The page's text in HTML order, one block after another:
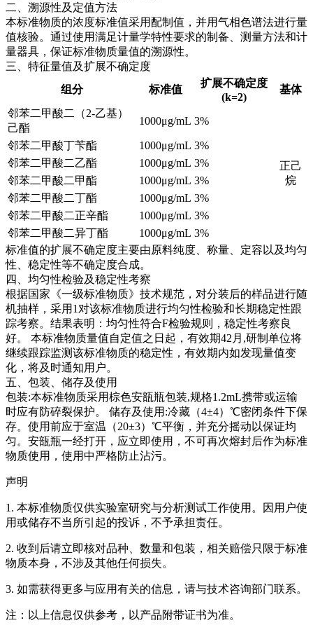
二、溯源性及定值方法
本标准物质的浓度标准值采用配制值，并用气相色谱法进行量
值核验。通过使用满足计量学特性要求的制备、测量方法和计
量器具，保证标准物质量值的溯源性。
三、特征量值及扩展不确定度
组分
标准值
扩展不确定度
(k=2)
基体
邻苯二甲酸二（2-乙基）
己酯
1000μg/mL 3%
正己
烷
邻苯二甲酸丁苄酯 1000μg/mL 3%
邻苯二甲酸二乙酯
1000μg/mL 3%
邻苯二甲酸二甲酯
1000μg/mL 3%
邻苯二甲酸二丁酯
1000μg/mL 3%
邻苯二甲酸二正辛酯
1000μg/mL 3%
邻苯二甲酸二异丁酯
1000μg/mL 3%
标准值的扩展不确定度主要由原料纯度、称量、定容以及均匀
性、稳定性等不确定度合成。
四、均匀性检验及稳定性考察
根据国家《一级标准物质》技术规范，对分装后的样品进行随
机抽样，采用1对该标准物质进行均匀性检验和长期稳定性跟
踪考察。结果表明：均匀性符合F检验规则，稳定性考察良
好。 本标准物质量值自定值之日起，有效期42月,研制单位将
继续跟踪监测该标准物质的稳定性，有效期内如发现量值变
化，将及时通知用户。
五、包装、储存及使用
包装:本标准物质采用棕色安瓿瓶包装,规格1.2mL携带或运输
时应有防碎裂保护。 储存及使用:冷藏（4±4）℃密闭条件下保
存。使用前应于室温（20±3）℃平衡，并充分摇动以保证均
匀。安瓿瓶一经打开，应立即使用，不可再次熔封后作为标准
物质使用，使用中严格防止沾污。
声明
1. 本标准物质仅供实验室研究与分析测试工作使用。因用户使
用或储存不当所引起的投诉，不予承担责任。
2. 收到后请立即核对品种、数量和包装，相关赔偿只限于标准
物质本身，不涉及其他任何损失。
3. 如需获得更多与应用有关的信息，请与技术咨询部门联系。
注：以上信息仅供参考，以产品附带证书为准。